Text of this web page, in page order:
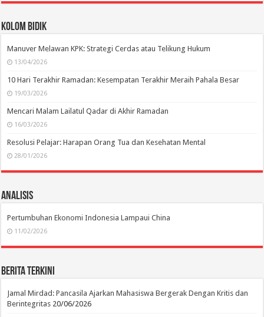
Kolom Bidik
Manuver Melawan KPK: Strategi Cerdas atau Telikung Hukum
13/04/2026
10 Hari Terakhir Ramadan: Kesempatan Terakhir Meraih Pahala Besar
19/03/2026
Mencari Malam Lailatul Qadar di Akhir Ramadan
16/03/2026
Resolusi Pelajar: Harapan Orang Tua dan Kesehatan Mental
28/01/2026
Analisis
Pertumbuhan Ekonomi Indonesia Lampaui China
11/02/2026
Berita Terkini
Jamal Mirdad: Pancasila Ajarkan Mahasiswa Bergerak Dengan Kritis dan
Berintegritas 20/06/2026